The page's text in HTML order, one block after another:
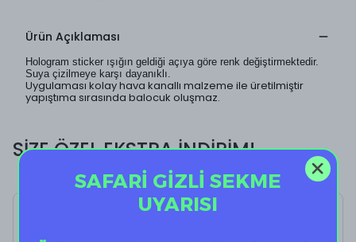
Ürün Açıklaması
Hologram sticker ışığın geldiği açıya göre renk değiştirmektedir.
Suya çizilmeye karşı dayanıklı.
Uygulaması kolay hava kanallı malzeme ile üretilmiştir
yapıştıma sırasında balocuk oluşmaz.
SİZE ÖZEL EKSTRA İNDİRİM!
SAFARİ GİZLİ SEKME
UYARISI